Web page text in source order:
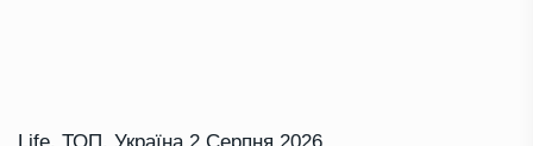
Life, ТОП, Україна 2 Серпня 2026